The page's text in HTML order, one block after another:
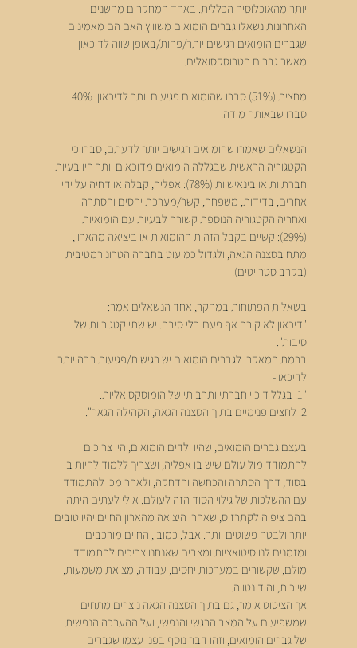
יותר מהאוכלוסיה הכללית. באחד המחקרים מהשנים
האחרונות נשאלו גברים הומואים משוויץ האם הם מאמינים
שגברים הומואים רגישים יותר/פחות/באופן שווה לדיכאון
מאשר גברים הטרוסקסואלים.
מחצית (51%) סברו שהומואים פגיעים יותר לדיכאון. 40%
סברו שבאותה מידה.
הנשאלים שאמרו שהומואים רגישים יותר לדעתם, סברו כי
הקטגוריה הראשית שבגללה הומואים מדוכאים יותר היו בעיות
חברתיות או בינאישיות (78%): אפליה, קבלה או דחיה על ידי
אחרים, בדידות, משפחה, קשר/מערכת יחסים והסתרה.
ואחריה הקטגוריה הנוספת קשורה לבעיות עם הומואיות
(29%): קשיים בקבל הזהות ההומואית או ביציאה מהארון,
מתח בסצנה הגאה, ולגדול כמיעוט בחברה הטרונורמטיבית
(בקרב סטרייטים).
בשאלות הפתוחות במחקר, אחד הנשאלים אמר:
"דיכאון לא קורה אף פעם בלי סיבה. יש שתי קטגוריות של
סיבות".
ברמת המאקרו לגברים הומואים יש רגישות/פגיעות רבה יותר
לדיכאון-
"1. בגלל דיכוי חברתי ותרבותי של הומוסקסואליות.
2. לחצים פנימיים בתוך הסצנה הגאה, הקהילה הגאה".
בעצם גברים הומואים, שהיו ילדים הומואים, היו צריכים
להתמודד מול עולם שיש בו אפליה, ושצריך ללמוד לחיות בו
בסוד, דרך הסתרה והכחשה והדחקה, ולאחר מכן להתמודד
עם ההשלכות של גילוי הסוד הזה לעולם. אולי לעתים היתה
בהם ציפיה לקתרזיס, שאחרי היציאה מהארון החיים יהיו טובים
יותר ולבטח פשוטים יותר. אבל, כמובן, החיים מורכבים
ומזמנים לנו סיטואציות ומצבים שאנחנו צריכים להתמודד
מולם, שקשורים במערכות יחסים, עבודה, מציאת משמעות,
שייכות, והיד נטויה.
אך הציטוט אומר, גם בתוך הסצנה הגאה נוצרים מתחים
שמשפיעים על המצב הרגשי והנפשי, ועל ההערכה הנפשית
של גברים הומואים, וזהו דבר נוסף בפני עצמו שגברים